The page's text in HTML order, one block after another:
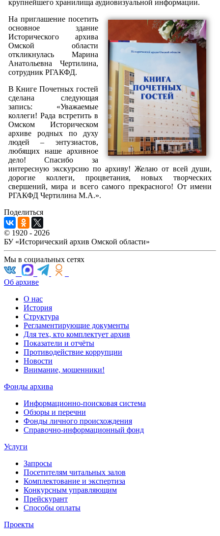
крупнейшего хранилища аудиовизуальной информации.
На приглашение посетить
основное здание
Исторического архива
Омской области
откликнулась Марина
Анатольевна Чертилина,
сотрудник РГАКФД.
В Книге Почетных гостей
сделана следующая
запись: «Уважаемые
коллеги! Рада встретить в
Омском Историческом
архиве родных по духу
людей – энтузиастов,
любящих наше архивное
дело! Спасибо за
интересную экскурсию по архиву! Желаю от всей души,
дорогие коллеги, процветания, новых творческих
свершений, мира и всего самого прекрасного! От имени
РГАКФД Чертилина М.А.».
Поделиться
© 1920 - 2026
БУ «Исторический архив Омской области»
Мы в социальных сетях
Об архиве
О нас
История
Структура
Регламентирующие документы
Для тех, кто комплектует архив
Показатели и отчёты
Противодействие коррупции
Новости
Внимание, мошенники!
Фонды архива
Информационно-поисковая система
Обзоры и перечни
Фонды личного происхождения
Справочно-информационный фонд
Услуги
Запросы
Посетителям читальных залов
Комплектование и экспертиза
Конкурсным управляющим
Прейскурант
Способы оплаты
Проекты